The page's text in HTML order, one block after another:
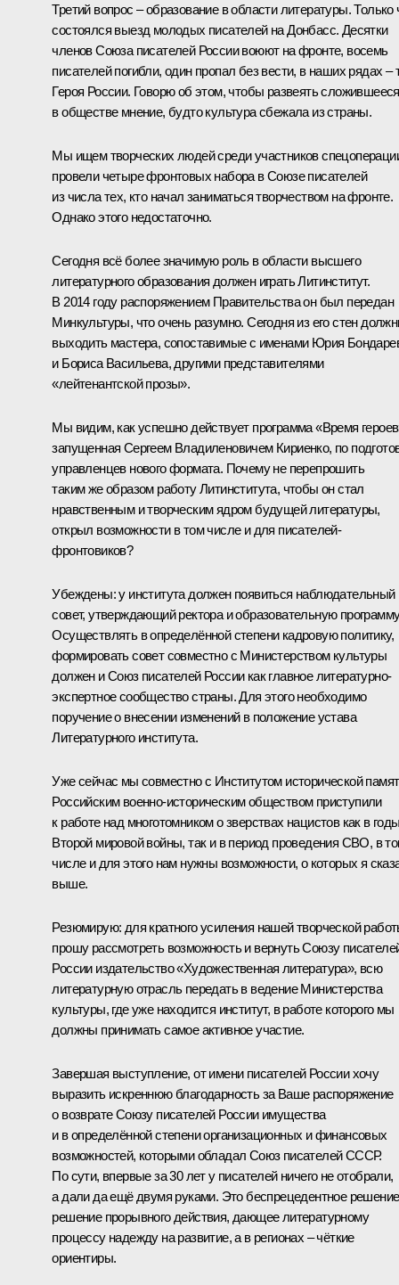
Третий вопрос – образование в области литературы. Только
состоялся выезд молодых писателей на Донбасс. Десятки
членов Союза писателей России воюют на фронте, восемь
писателей погибли, один пропал без вести, в наших рядах –
Героя России. Говорю об этом, чтобы развеять сложившееся
в обществе мнение, будто культура сбежала из страны.
Мы ищем творческих людей среди участников
провели четыре фронтовых набора в Союзе писателей
из числа тех, кто начал заниматься творчеством на фронте.
Однако этого недостаточно.
Сегодня всё более значимую роль в области высшего
литературного образования должен играть Литинститут.
В 2014 году распоряжением Правительства он был передан
Минкультуры, что очень разумно. Сегодня из его стен
выходить мастера, сопоставимые с именами Юрия
и Бориса Васильева, другими представителями
«лейтенантской прозы».
Мы видим, как успешно действует программа «Время
запущенная Сергеем Владиленовичем Кириенко, по
управленцев нового формата. Почему не перепрошить
таким же образом работу Литинститута, чтобы он стал
нравственным и творческим ядром будущей литературы,
открыл возможности в том числе и для писателей-
фронтовиков?
Убеждены: у института должен появиться наблюдательный
совет, утверждающий ректора и образовательную
Осуществлять в определённой степени кадровую политику,
формировать совет совместно с Министерством культуры
должен и Союз писателей России как главное литературно-
экспертное сообщество страны. Для этого необходимо
поручение о внесении изменений в положение устава
Литературного института.
Уже сейчас мы совместно с Институтом исторической
Российским военно-историческим обществом приступили
к работе над многотомником о зверствах нацистов как в
Второй мировой войны, так и в период проведения СВО, в
числе и для этого нам нужны возможности, о которых я
выше.
Резюмирую: для кратного усиления нашей творческой
прошу рассмотреть возможность и вернуть Союзу
России издательство «Художественная литература», всю
литературную отрасль передать в ведение Министерства
культуры, где уже находится институт, в работе которого мы
должны принимать самое активное участие.
Завершая выступление, от имени писателей России хочу
выразить искреннюю благодарность за Ваше распоряжение
о возврате Союзу писателей России имущества
и в определённой степени организационных и финансовых
возможностей, которыми обладал Союз писателей СССР.
По сути, впервые за 30 лет у писателей ничего не отобрали,
а дали да ещё двумя руками. Это беспрецедентное
решение прорывного действия, дающее литературному
процессу надежду на развитие, а в регионах – чёткие
ориентиры.